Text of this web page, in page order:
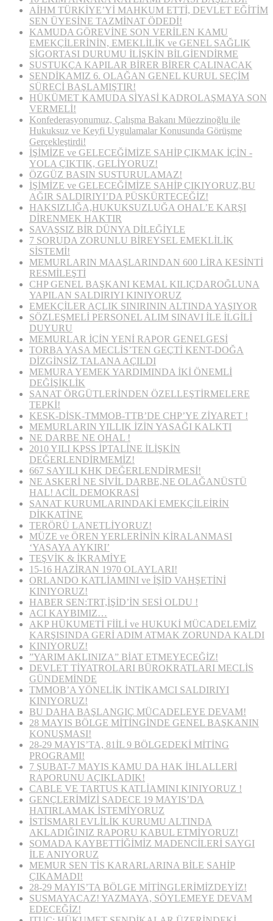
AİHM TÜRKİYE’Yİ MAHKUM ETTİ, DEVLET EĞİTİM
SEN ÜYESİNE TAZMİNAT ÖDEDİ!
KAMUDA GÖREVİNE SON VERİLEN KAMU
EMEKÇİLERİNİN, EMEKLİLİK ve GENEL SAĞLIK
SİGORTASI DURUMU İLİŞKİN BİLGİENDİRME
SUSTUKÇA KAPILAR BİRER BİRER ÇALINACAK
SENDİKAMIZ 6. OLAĞAN GENEL KURUL SEÇİM
SÜRECİ BAŞLAMIŞTIR!
HÜKÜMET KAMUDA SİYASİ KADROLAŞMAYA SON
VERMELİ!
Konfederasyonumuz, Çalışma Bakanı Müezzinoğlu ile
Hukuksuz ve Keyfi Uygulamalar Konusunda Görüşme
Gerçekleştirdi!
İŞİMİZE ve GELECEĞİMİZE SAHİP ÇIKMAK İÇİN ­­­
YOLA ÇIKTIK, GELİYORUZ!
ÖZGÜZ BASIN SUSTURULAMAZ!
İŞİMİZE ve GELECEĞİMİZE SAHİP ÇIKIYORUZ,BU
AĞIR SALDIRIYI’DA PÜSKÜRTECEĞİZ!
HAKSIZLIĞA,HUKUKSUZLUĞA OHAL’E KARŞI
DİRENMEK HAKTIR
SAVAŞSIZ BİR DÜNYA DİLEĞİYLE
7 SORUDA ZORUNLU BİREYSEL EMEKLİLİK
SİSTEMİ!
MEMURLARIN MAAŞLARINDAN 600 LİRA KESİNTİ
RESMİLEŞTİ
CHP GENEL BAŞKANI KEMAL KILIÇDAROĞLUNA
YAPILAN SALDIRIYI KINIYORUZ
EMEKÇİLER AÇLIK SINIRININ ALTINDA YAŞIYOR
SÖZLEŞMELİ PERSONEL ALIM SINAVI İLE İLGİLİ
DUYURU
MEMURLAR İÇİN YENİ RAPOR GENELGESİ
TORBA YASA MECLİS’TEN GEÇTİ KENT-DOĞA
DİZGİNSİZ TALANA AÇILDI
MEMURA YEMEK YARDIMINDA İKİ ÖNEMLİ
DEĞİŞİKLİK
SANAT ÖRGÜTLERİNDEN ÖZELLEŞTİRMELERE
TEPKİ!
KESK-DİSK-TMMOB-TTB’DE CHP’YE ZİYARET !
MEMURLARIN YILLIK İZİN YASAĞI KALKTI
NE DARBE NE OHAL !
2010 YILI KPSS İPTALİNE İLİŞKİN
DEĞERLENDİRMEMİZ!
667 SAYILI KHK DEĞERLENDİRMESİ!
NE ASKERİ NE SİVİL DARBE,NE OLAĞANÜSTÜ
HAL! ACİL DEMOKRASİ
SANAT KURUMLARINDAKİ EMEKÇİLEİRİN
DİKKATİNE
TERÖRÜ LANETLİYORUZ!
MÜZE ve ÖREN YERLERİNİN KİRALANMASI
‘YASAYA AYKIRI’
TEŞVİK & İKRAMİYE
15-16 HAZİRAN 1970 OLAYLARI!
ORLANDO KATLİAMINI ve İŞİD VAHŞETİNİ
KINIYORUZ!
HABER SEN:TRT,İŞİD’İN SESİ OLDU !
ACI KAYBIMIZ…
AKP HÜKUMETİ FİİLİ ve HUKUKİ MÜCADELEMİZ
KARŞISINDA GERİ ADIM ATMAK ZORUNDA KALDI
KINIYORUZ!
”YARIM AKLINIZA” BİAT ETMEYECEĞİZ!
DEVLET TİYATROLARI BÜROKRATLARI MECLİS
GÜNDEMİNDE
TMMOB’A YÖNELİK İNTİKAMCI SALDIRIYI
KINIYORUZ!
BU DAHA BAŞLANGIÇ MÜCADELEYE DEVAM!
28 MAYIS BÖLGE MİTİNGİNDE GENEL BAŞKANIN
KONUŞMASI!
28-29 MAYIS’TA, 81İL 9 BÖLGEDEKİ MİTİNG
PROGRAMI!
7 ŞUBAT-7 MAYIS KAMU DA HAK İHLALLERİ
RAPORUNU AÇIKLADIK!
CABLE VE TARTUS KATLİAMINI KINIYORUZ !
GENÇLERİMİZİ SADECE 19 MAYIS’DA
HATIRLAMAK İSTEMİYORUZ
İSTİSMARI EVLİLİK KURUMU ALTINDA
AKLADIĞINIZ RAPORU KABUL ETMİYORUZ!
SOMADA KAYBETTİĞİMİZ MADENCİLERİ SAYGI
İLE ANIYORUZ
MEMUR SEN TİS KARARLARINA BİLE SAHİP
ÇIKAMADI!
28-29 MAYIS’TA BÖLGE MİTİNGLERİMİZDEYİZ!
SUSMAYACAZ! YAZMAYA, SÖYLEMEYE DEVAM
EDECEĞİZ!